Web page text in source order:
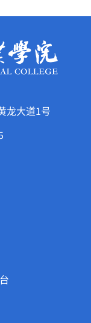
龙大道1号